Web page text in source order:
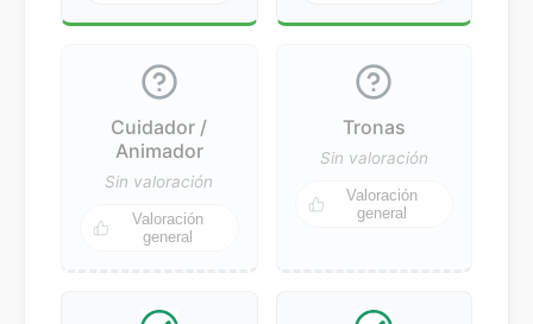
Cuidador /
Animador
Sin valoración
Valoración
general
Tronas
Sin valoración
Valoración
general